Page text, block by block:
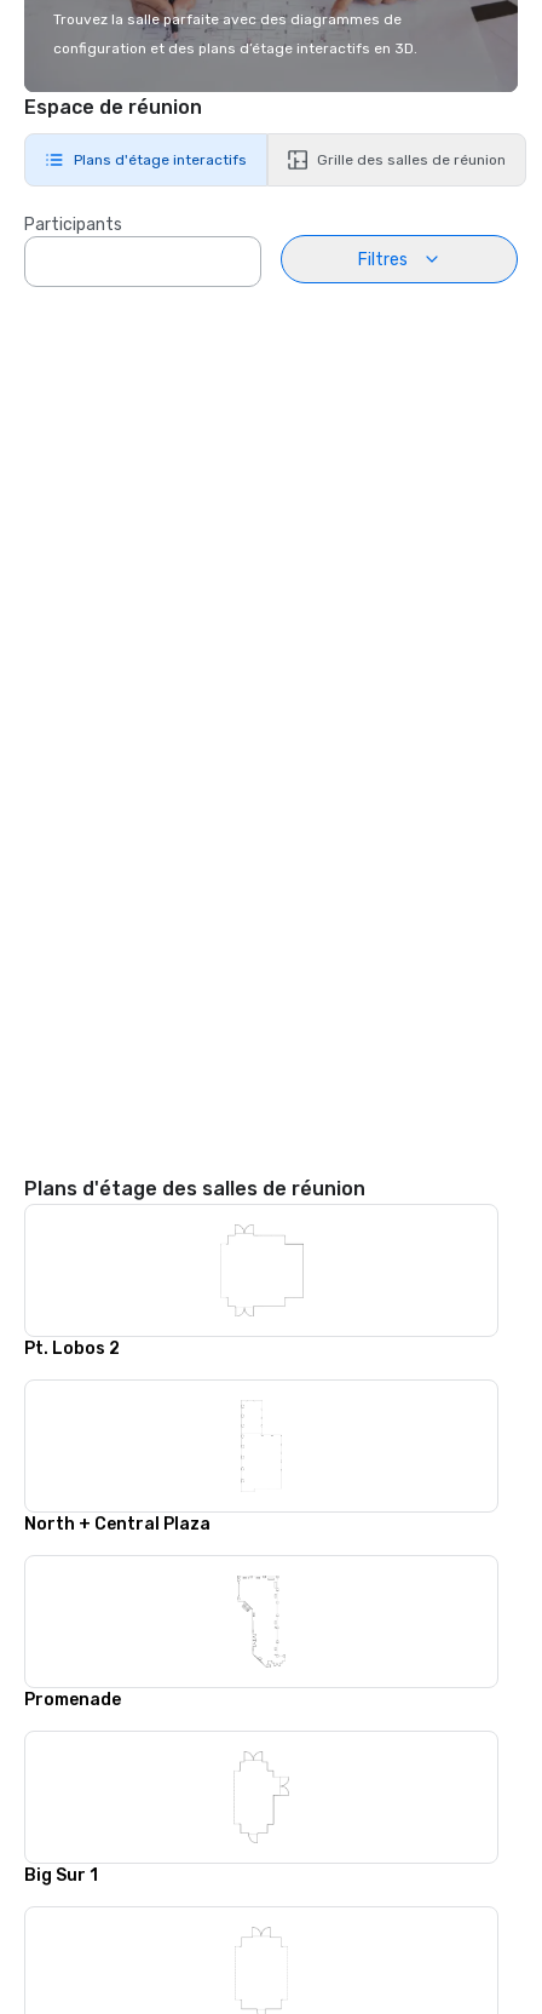
Trouvez la salle parfaite avec des diagrammes de
configuration et des plans d’étage interactifs en 3D.
Espace de réunion
Plans d'étage interactifs Grille des salles de réunion
Participants
Filtres
Plans d'étage des salles de réunion
Pt. Lobos 2
North + Central Plaza
Promenade
Big Sur 1